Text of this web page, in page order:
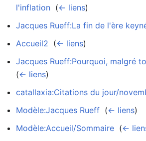
l'inflation (← liens)
Jacques Rueff:La fin de l'ère
Accueil2 (← liens)
Jacques Rueff:Pourquoi, malgré
(← liens)
catallaxia:Citations du jour/
Modèle:Jacques Rueff (← liens)
Modèle:Accueil/Sommaire (←